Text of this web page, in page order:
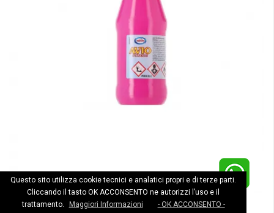
AVIO SOLVENTE ML. 375
Questo sito utilizza cookie tecnici e analatici propri e di terze parti.
Cliccando il tasto OK ACCONSENTO ne autorizzi l’uso e il
trattamento.
Maggiori Informazioni - OK ACCONSENTO -